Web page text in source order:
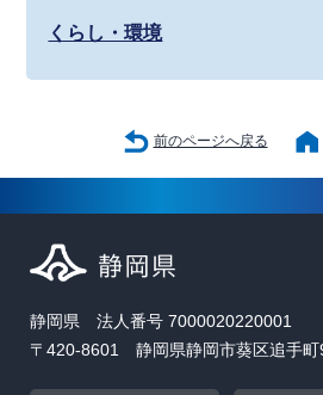
くらし・環境
前のページへ戻る
静岡県 法人番号 7000020220001
〒420-8601 静岡県静岡市葵区追手町